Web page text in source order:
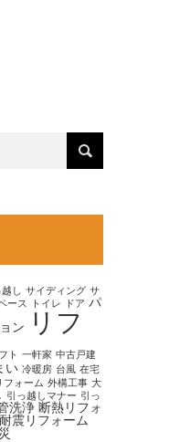
し サイディング サ
ース トイレ ドア パ
ン リフ
ト 一軒家 中古戸建
い 冷暖房 台風 在宅
フォーム 外構工事 大
引っ越しマナー 引っ
洗浄 断熱リフォ
耐震リフォーム